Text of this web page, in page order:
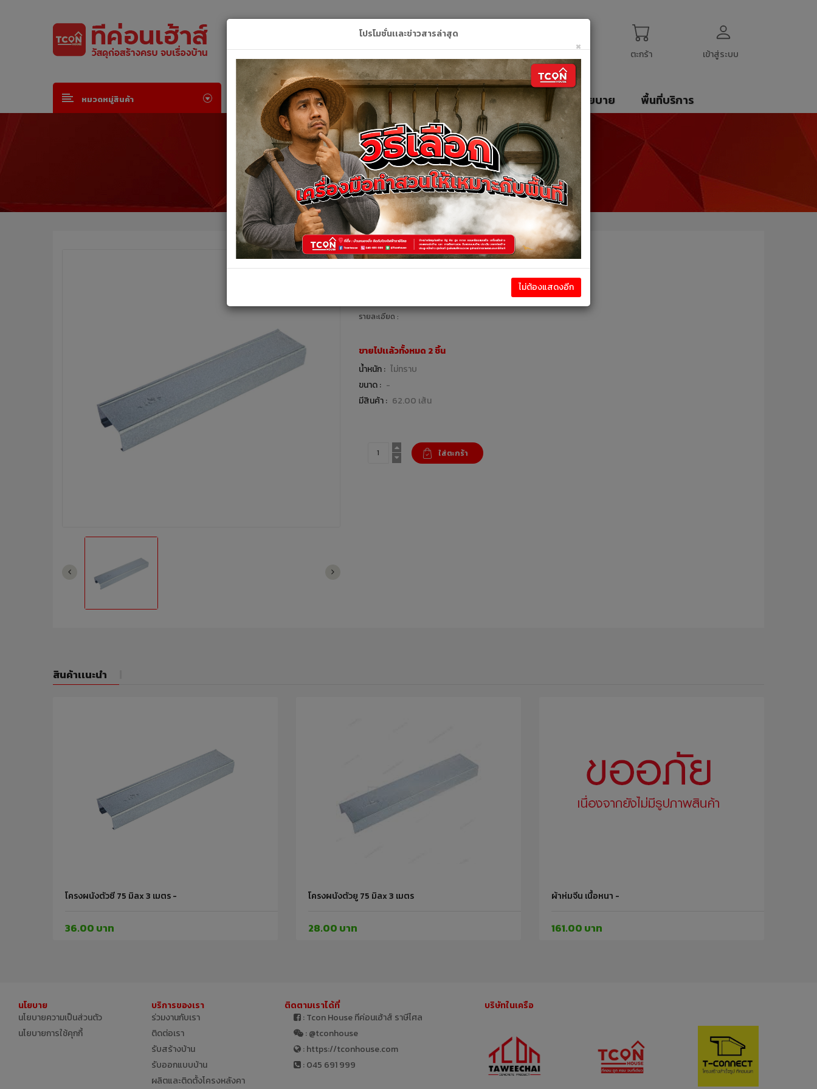
เข้าสู่ระบบ
ตะกร้า
หมวดหมู่สินค้า หน้าหลัก สินค้า คูปอง บริการของเรา ติดต่อเรา นโยบาย พื้นที่บริการ
รายละเอียดสินค้า
รายละเอียดสินค้า
โครงผนังตัวซี 75 มิลx 3 เมตร -
รายละเอียด :
ขายไปเเล้วทั้งหมด 2 ชิ้น
น้ำหนัก : ไม่ทราบ
ขนาด : -
มีสินค้า : 62.00 เส้น
สินค้าเเนะนำ
โครงผนังตัวซี 75 มิลx 3 เมตร -
36.00 บาท
โครงผนังตัวยู 75 มิลx 3 เมตร
28.00 บาท
ผ้าห่มจีน เนื้อหนา -
161.00 บาท
นโยบาย
นโยบายความเป็นส่วนตัว
นโยบายการใช้คุกกี้
บริการของเรา
ร่วมงานกับเรา
ติดต่อเรา
รับสร้างบ้าน
รับออกแบบบ้าน
ผลิตและติดตั้งโครงหลังคา
ติดตามเราได้ที่
: Tcon House ทีค่อนเฮ้าส์ ราษีไศล
: @tconhouse
: https://tconhouse.com
: 045 691 999
บริษัทในเครือ
โปรโมชั่นเเละข่าวสารล่าสุด
×
ไม่ต้องแสดงอีก